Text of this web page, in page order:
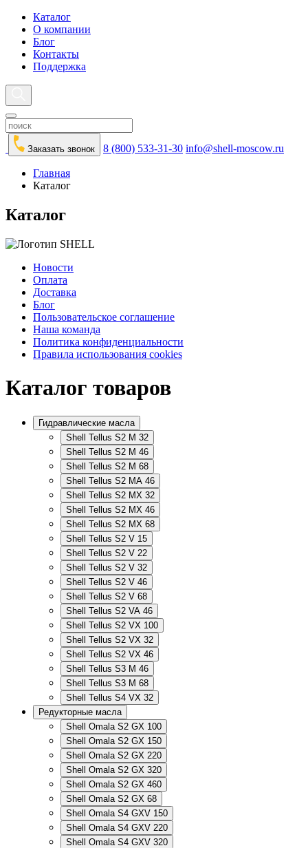
Каталог
О компании
Блог
Контакты
Поддержка
Заказать звонок 8 (800) 533-31-30 info@shell-moscow.ru
Главная
Каталог
Каталог
Новости
Оплата
Доставка
Блог
Пользовательское соглашение
Наша команда
Политика конфиденциальности
Правила использования cookies
Каталог товаров
Гидравлические масла
Shell Tellus S2 M 32
Shell Tellus S2 M 46
Shell Tellus S2 M 68
Shell Tellus S2 MA 46
Shell Tellus S2 MX 32
Shell Tellus S2 MX 46
Shell Tellus S2 MX 68
Shell Tellus S2 V 15
Shell Tellus S2 V 22
Shell Tellus S2 V 32
Shell Tellus S2 V 46
Shell Tellus S2 V 68
Shell Tellus S2 VA 46
Shell Tellus S2 VX 100
Shell Tellus S2 VX 32
Shell Tellus S2 VX 46
Shell Tellus S3 M 46
Shell Tellus S3 M 68
Shell Tellus S4 VX 32
Редукторные масла
Shell Omala S2 GX 100
Shell Omala S2 GX 150
Shell Omala S2 GX 220
Shell Omala S2 GX 320
Shell Omala S2 GX 460
Shell Omala S2 GX 68
Shell Omala S4 GXV 150
Shell Omala S4 GXV 220
Shell Omala S4 GXV 320